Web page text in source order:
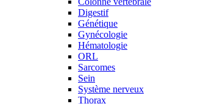
Digestif
Génétique
Gynécologie
Hématologie
ORL
Sarcomes
Sein
Système nerveux
Thorax